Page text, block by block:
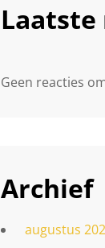
Laatste
Geen reacties
Archief
augustus